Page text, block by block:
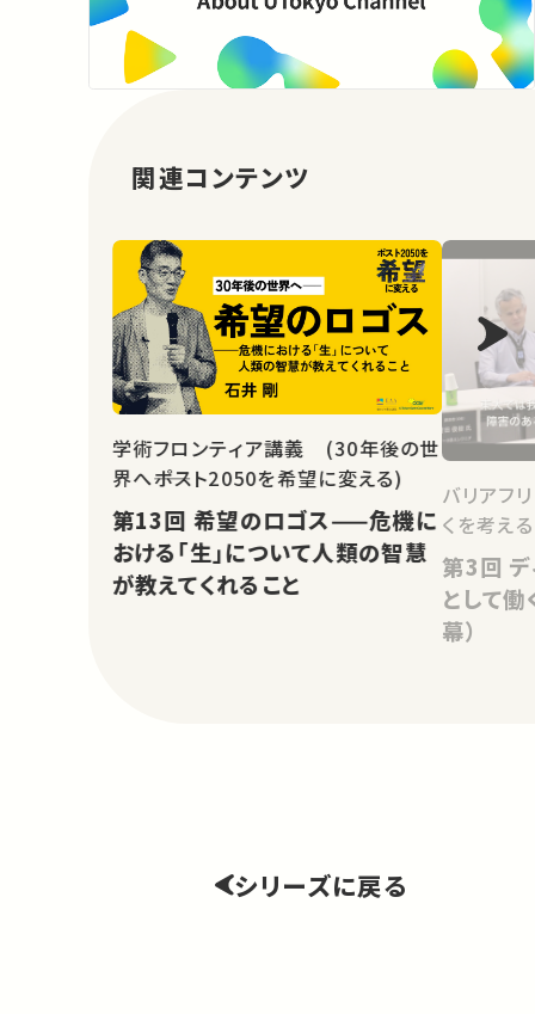
関連コンテンツ
学術フロンティア講義 (30年後の世
界へ――ポスト2050を希望に変える)
第13回 希望のロゴス——危機に
おける「生」について人類の智慧
が教えてくれること
バリアフ
くを考える
第3回 ディスカッション：「社会人
として働
幕）
シリーズに戻る